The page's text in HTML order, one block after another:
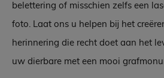
belettering of misschien zelfs een
foto. Laat ons u helpen bij het
herinnering die recht doet aan het
uw dierbare met een mooi